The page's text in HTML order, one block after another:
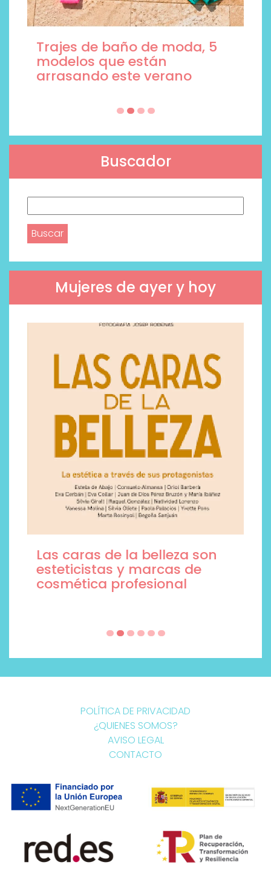
Trajes de baño de moda, 5
modelos que están
arrasando este verano
Buscador
Mujeres de ayer y hoy
Las caras de la belleza son
esteticistas y marcas de
cosmética profesional
POLÍTICA DE PRIVACIDAD
¿QUIENES SOMOS?
AVISO LEGAL
CONTACTO